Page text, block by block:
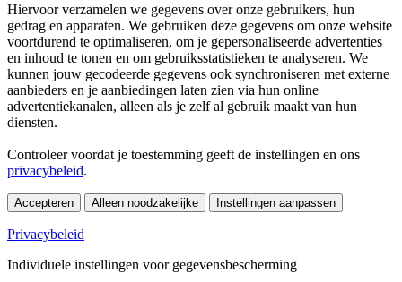
Hiervoor verzamelen we gegevens over onze gebruikers, hun
gedrag en apparaten. We gebruiken deze gegevens om onze website
voortdurend te optimaliseren, om je gepersonaliseerde advertenties
en inhoud te tonen en om gebruiksstatistieken te analyseren. We
kunnen jouw gecodeerde gegevens ook synchroniseren met externe
aanbieders en je aanbiedingen laten zien via hun online
advertentiekanalen, alleen als je zelf al gebruik maakt van hun
diensten.
Controleer voordat je toestemming geeft de instellingen en ons
privacybeleid.
Accepteren Alleen noodzakelijke Instellingen aanpassen
Privacybeleid
Individuele instellingen voor gegevensbescherming